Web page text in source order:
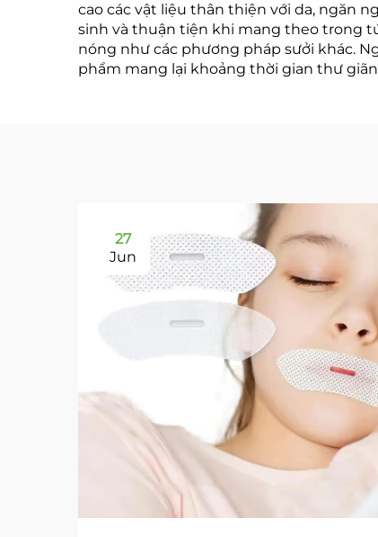
cao các vật liệu thân thiện với da, ngăn
sinh và thuận tiện khi mang theo trong
nóng như các phương pháp sưởi khác.
phẩm mang lại khoảng thời gian thư
27
Jun